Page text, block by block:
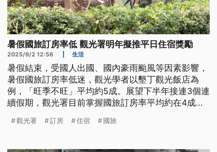
暑假國旅訂房率低 觀光署明年擬推平日住宿獎勵
2025/9/2 12:56 生活
暑假結束，受國人出國、國內豪雨颱風等因素影響，
暑假國旅訂房率低迷，觀光學者以墾丁觀光飯店為
例，「旺季不旺」平均約5成。展望下半年接連3個連
續假期，觀光署目前掌握國旅訂房率平均約在4成，
年推「平日住宿獎勵」鼓勵民眾出遊。
觀光署 訂房 住宿 國旅